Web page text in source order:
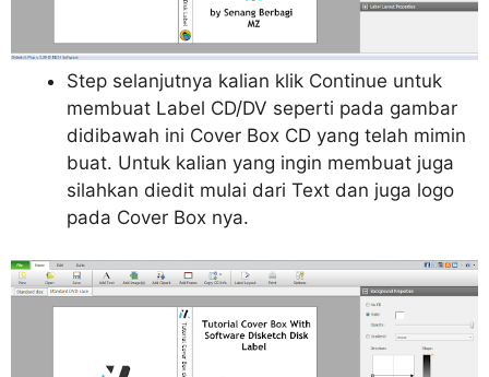
Step selanjutnya kalian klik Continue untuk
membuat Label CD/DV seperti pada gambar
didibawah ini Cover Box CD yang telah mimin
buat. Untuk kalian yang ingin membuat juga
silahkan diedit mulai dari Text dan juga logo
pada Cover Box nya.